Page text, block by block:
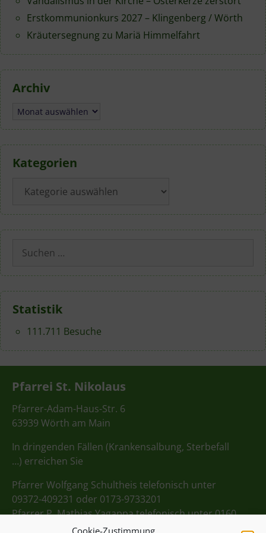
Cookie-Zustimmung
Erstkommunionkurs 2027 – Klingenberg / Wörth
Kräutersegnung zu Mariä Himmelfahrt
Archiv
Archiv
Kategorien
Suchen
nach:
Statistik
111.711 Besuche
Pfarrei St. Nikolaus
Pfarrer-Adam-Haus-Str. 6
63939 Wörth am Main
In dringenden Fällen (Krankensalbung, Sterbefall
…) erreichen Sie
Pfarrer Wolfgang Schultheis telefonisch unter
09372-409231 oder 0173-9733201
Pfarrer P. Mathias Yagappa telefonisch unter 0160